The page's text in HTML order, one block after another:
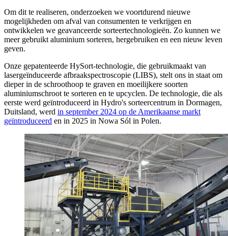
Om dit te realiseren, onderzoeken we voortdurend nieuwe
mogelijkheden om afval van consumenten te verkrijgen en
ontwikkelen we geavanceerde sorteertechnologieën. Zo kunnen we
meer gebruikt aluminium sorteren, hergebruiken en een nieuw leven
geven.
Onze gepatenteerde HySort-technologie, die gebruikmaakt van
lasergeïnduceerde afbraakspectroscopie (LIBS), stelt ons in staat om
dieper in de schroothoop te graven en moeilijkere soorten
aluminiumschroot te sorteren en te upcyclen. De technologie, die als
eerste werd geïntroduceerd in Hydro's sorteercentrum in Dormagen,
Duitsland, werd in september 2024 op de Amerikaanse markt
geïntroduceerd en in 2025 in Nowa Sól in Polen.